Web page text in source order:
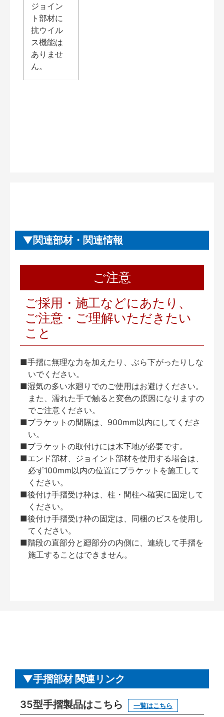
ジョイン
ト部材に
抗ウイル
ス機能は
ありませ
ん。
関連部材・関連情報
ご注意
ご採用・施工などにあたり、
ご注意・ご理解いただきたい
こと
■手摺に無理な力を加えたり、ぶら下がったりしな
いでください。
■湿気の多い水廻りでのご使用はお避けください。
また、濡れた手で触ると変色の原因になりますの
でご注意ください。
■ブラケットの間隔は、900mm以内にしてくださ
い。
■ブラケットの取付けには木下地が必要です。
■エンド部材、ジョイント部材を使用する場合は、
必ず100mm以内の位置にブラケットを施工して
ください。
■後付け手摺受け枠は、柱・間柱へ確実に固定して
ください。
■後付け手摺受け枠の固定は、同梱のビスを使用し
てください。
■階段の直部分と廻部分の内側に、連続して手摺を
施工することはできません。
手摺部材 関連リンク
35型手摺製品はこちら 一覧はこちら